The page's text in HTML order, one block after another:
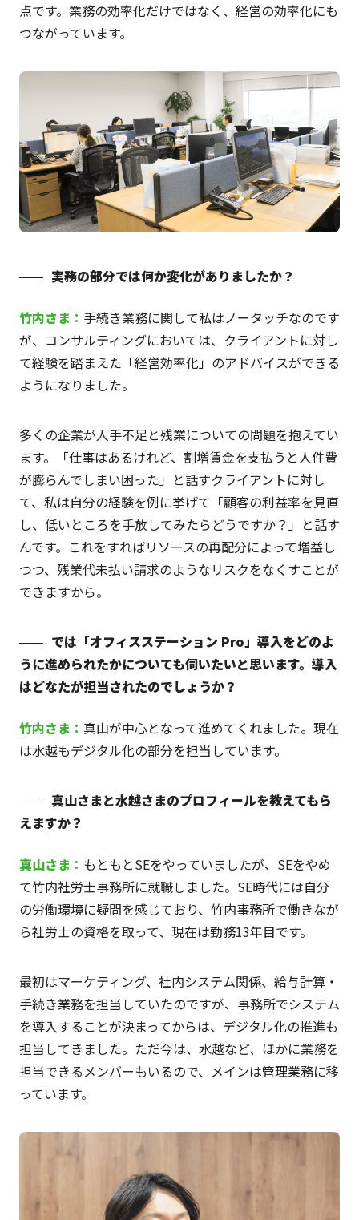
点です。業務の効率化だけではなく、経営の効率化にも
つながっています。
実務の部分では何か変化がありましたか？
竹内さま ： 手続き業務に関して私はノータッチなのです
が、コンサルティングにおいては、クライアントに対し
て経験を踏まえた「経営効率化」のアドバイスができる
ようになりました。
多くの企業が人手不足と残業についての問題を抱えてい
ます。「仕事はあるけれど、割増賃金を支払うと人件費
が膨らんでしまい困った」と話すクライアントに対し
て、私は自分の経験を例に挙げて「顧客の利益率を見直
し、低いところを手放してみたらどうですか？」と話す
んです。これをすればリソースの再配分によって増益し
つつ、残業代未払い請求のようなリスクをなくすことが
できますから。
では「オフィスステーション Pro」導入をどのよ
うに進められたかについても伺いたいと思います。導入
はどなたが担当されたのでしょうか？
竹内さま ： 真山が中心となって進めてくれました。現在
は水越もデジタル化の部分を担当しています。
真山さまと水越さまのプロフィールを教えてもら
えますか？
真山さま ： もともとSEをやっていましたが、SEをやめ
て竹内社労士事務所に就職しました。SE時代には自分
の労働環境に疑問を感じており、竹内事務所で働きなが
ら社労士の資格を取って、現在は勤務13年目です。
最初はマーケティング、社内システム関係、給与計算・
手続き業務を担当していたのですが、事務所でシステム
を導入することが決まってからは、デジタル化の推進も
担当してきました。ただ今は、水越など、ほかに業務を
担当できるメンバーもいるので、メインは管理業務に移
っています。